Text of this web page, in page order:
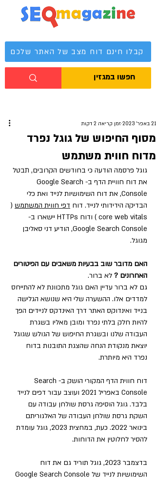
מגזין קידום אתרים
קבלו חינם דוח מצב של האתר שלכם
מסוף החיפוש של גוגל נפרד
מדוח חווית משתמש
21 באפר׳ 2023 זמן קריאה 2 דקות
גוגל פרסמה הודעה כי בחודשים הקרובים, תבטל
את דוח חוויית הדף ב-Google Search
Console, את דוח השימושיות לנייד ואת כלי
הבדיקה הידידותי לנייד. דוח דפי חווית המשתמש (
core web vitals ) ודוח HTTPs יישארו ב-
Google Search Console, הודיע דני סאליבן
מגוגל.
האם מדובר שוב בבעיות משאבים עם הפיטורים
האחרונים ? לא ברור.
גם לא ברור עדיין האם גוגל מתכוונת לא להתייחס
למדדים אלו. ההשערה שלי היא שנושא הגלישה
בנייד ואינדוקס האתר דרך האינדקס לניידים הפך
להיות חלק בלתי נפרד ומובן מאליו בשגרת
העבודה שלנו ובשגרת החיפוש של הגולש שגוגל
יוצאת מנקודת הנחה שהצגת התובנות בדוח
נפרד היא מיותרת.
דוח חווית הדף המקורי הושק ב-Search
Console באפריל 2021 ועוצב עבור דפים לנייד
בלבד. גוגל הוסיפה גרסת שולחן עבודה עם
השקת גרסת שולחן העבודה של האלגוריתם
בינואר 2022. כעת, במחצית 2023, גוגל עומדת
להסיר לחלוטין את הדוחות.
בדצמבר 2023, גוגל תוריד גם את דוח